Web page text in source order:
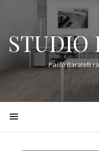
STUDIO
Paolo Baratelli